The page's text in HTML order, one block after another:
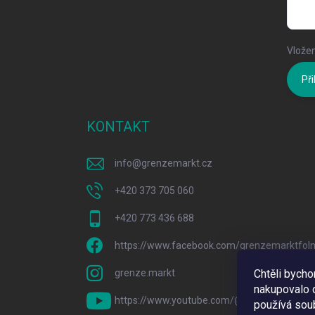
Chtěli
nakupovalo
používá
KONTAKT
info@grenzemarkt.cz
+420 373 705 060
+420 773 436 688
https://www.facebook.com/
grenze.markt
https://www.youtube.com/@GrenzeMarkt